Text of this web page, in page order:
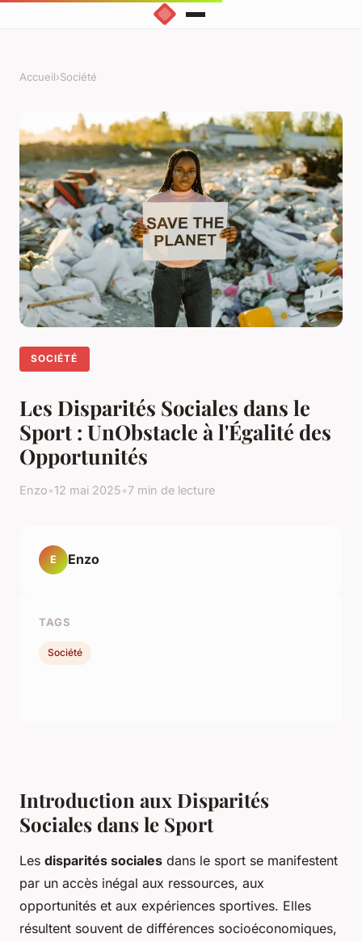
Accueil›Société
SOCIÉTÉ
Les Disparités Sociales dans le
Sport : UnObstacle à l'Égalité des
Opportunités
Enzo•12 mai 2025•7 min de lecture
Introduction aux Disparités
Sociales dans le Sport
Les disparités sociales dans le sport se manifestent
par un accès inégal aux ressources, aux
opportunités et aux expériences sportives. Elles
résultent souvent de différences socioéconomiques,
E Enzo
TAGS
Société